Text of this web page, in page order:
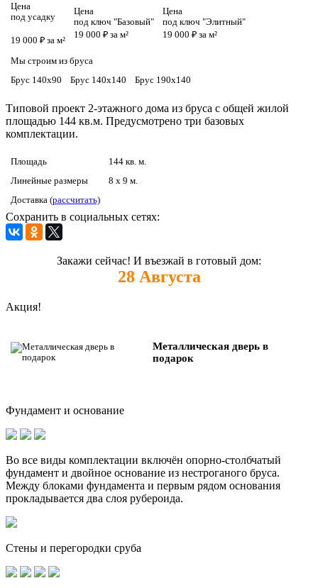
Цена
под усадку
19 000 ₽ за м²
Цена
под ключ "Базовый"
19 000 ₽ за м²
Цена
под ключ "Элитный"
19 000 ₽ за м²
Мы строим из бруса
Брус 140х90
Брус 140х140 Брус 190х140
Типовой проект 2-этажного дома из бруса с общей жилой
площадью 144 кв.м. Предусмотрено три базовых
комплектации.
Площадь
144 кв. м.
Линейные размеры
8 x 9 м.
Доставка (рассчитать)
Сохранить в социальных сетях:
Закажи сейчас! И въезжай в готовый дом:
28 Августа
Акция!
Металлическая дверь в
подарок
Фундамент и основание
Во все виды комплектации включён опорно-столбчатый
фундамент и двойное основание из нестроганого бруса.
Между блоками фундамента и первым рядом основания
прокладывается два слоя рубероида.
Стены и перегородки сруба